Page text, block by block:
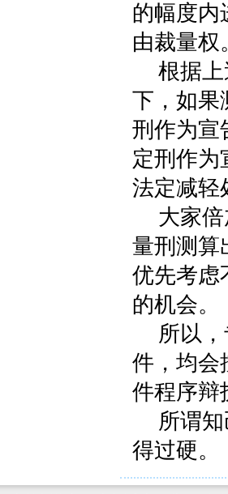
的幅度内
由裁量权
根据
下，如果
刑作为宣
定刑作为
法定减轻
大家
量刑测算
优先考虑
的机会。
所以
件，均会
件程序辩
所谓
得过硬。